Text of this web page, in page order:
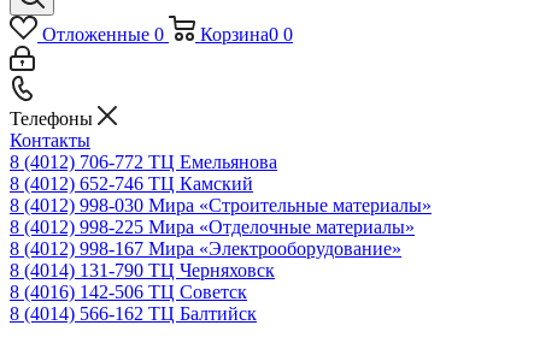
Отложенные 0 Корзина0 0
Телефоны
Контакты
8 (4012) 706-772 ТЦ Емельянова
8 (4012) 652-746 ТЦ Камский
8 (4012) 998-030 Мира «Строительные материалы»
8 (4012) 998-225 Мира «Отделочные материалы»
8 (4012) 998-167 Мира «Электрооборудование»
8 (4014) 131-790 ТЦ Черняховск
8 (4016) 142-506 ТЦ Советск
8 (4014) 566-162 ТЦ Балтийск